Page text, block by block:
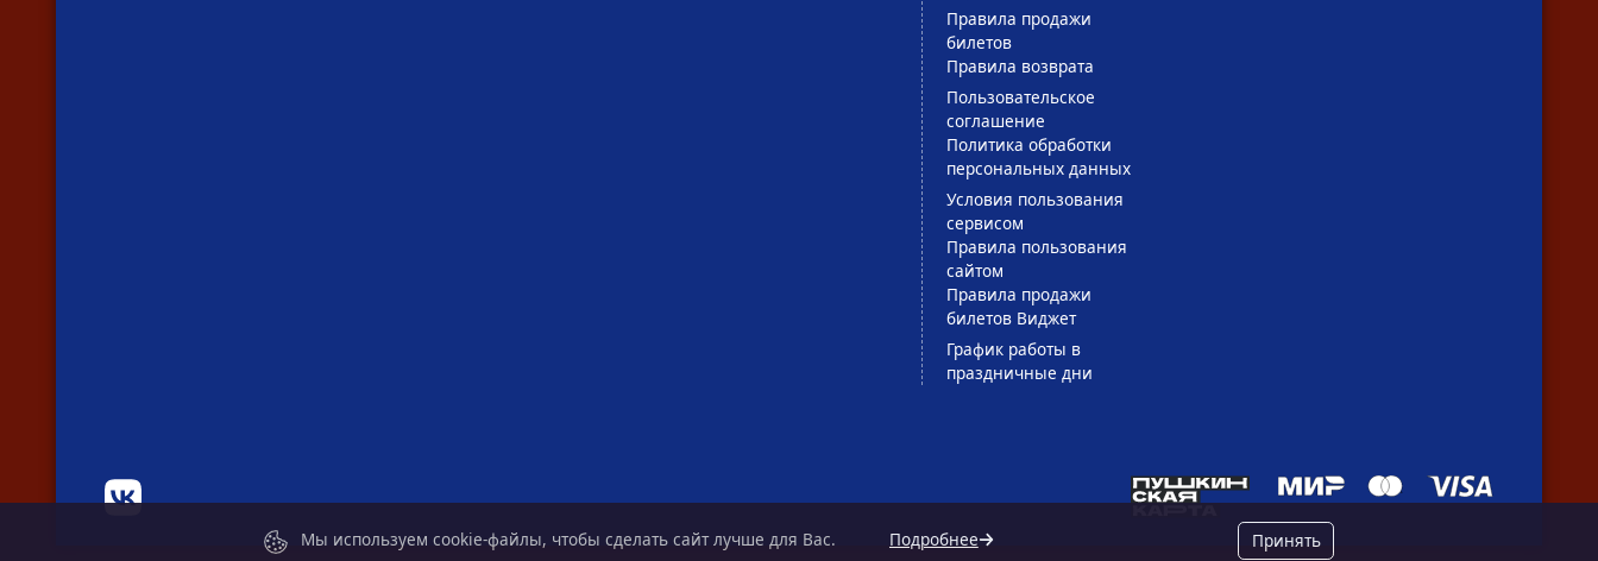
Правила продажи
билетов
Правила возврата
Пользовательское
соглашение
Политика обработки
персональных данных
Условия пользования
сервисом
Правила пользования
сайтом
Правила продажи
билетов Виджет
График работы в
праздничные дни
Мы используем cookie-файлы, чтобы сделать сайт лучше для Вас. Подробнее Принять